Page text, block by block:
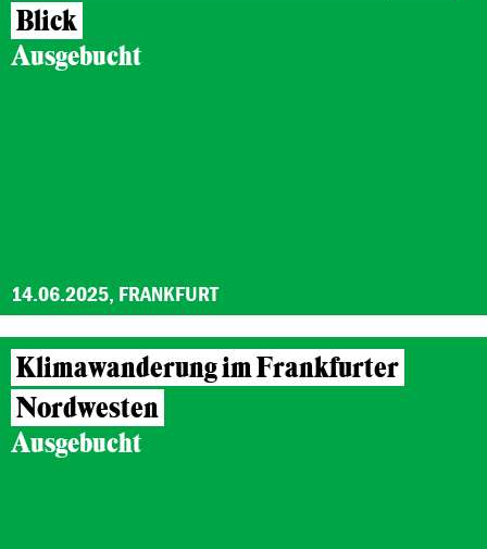
Blick
Ausgebucht
14.06.2025, FRANKFURT
Klimawanderung im Frankfurter
Nordwesten
Ausgebucht